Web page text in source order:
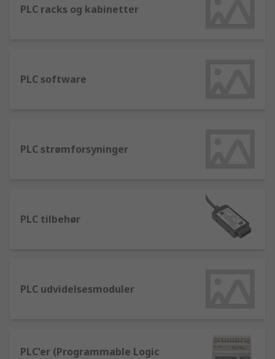
PLC racks og kabinetter
PLC software
PLC strømforsyninger
PLC tilbehør
PLC udvidelsesmoduler
PLC'er (Programmable Logic